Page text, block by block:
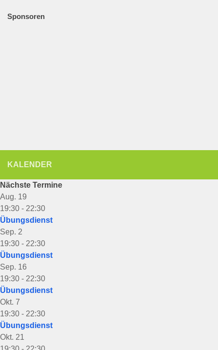
Sponsoren
KALENDER
Nächste Termine
Aug. 19
19:30 - 22:30
Übungsdienst
Sep. 2
19:30 - 22:30
Übungsdienst
Sep. 16
19:30 - 22:30
Übungsdienst
Okt. 7
19:30 - 22:30
Übungsdienst
Okt. 21